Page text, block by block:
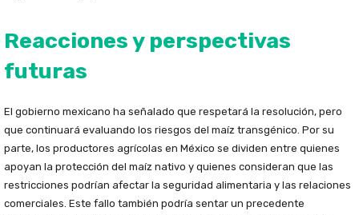
Reacciones y perspectivas
futuras
El gobierno mexicano ha señalado que respetará la resolución, pero
que continuará evaluando los riesgos del maíz transgénico. Por su
parte, los productores agrícolas en México se dividen entre quienes
apoyan la protección del maíz nativo y quienes consideran que las
restricciones podrían afectar la seguridad alimentaria y las relaciones
comerciales. Este fallo también podría sentar un precedente